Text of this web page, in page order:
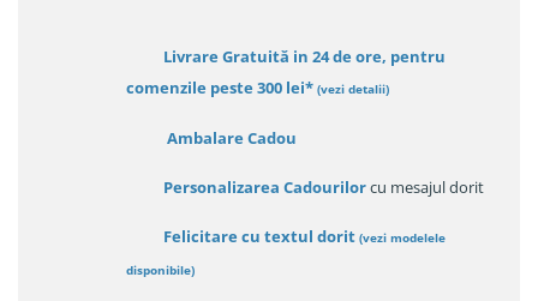
Livrare Gratuită in 24 de ore, pentru
comenzile peste 300 lei* (vezi detalii)
Ambalare Cadou
Personalizarea Cadourilorcu mesajul dorit
Felicitare cu textul dorit (vezi modelele
disponibile)